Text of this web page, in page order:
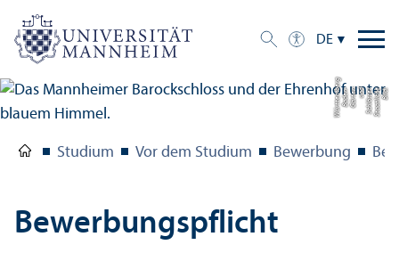
DE
Bil
d:
S
t
a
a
tli
c
h
e
S
c
hl
ö
s
s
e
r
u
n
d
G
ä
r
t
e
n
B
a
d
e
n-
W
ü
r
t
t
e
m
b
e
r
g
Studium Vor dem Studium Bewerbung
Bewerbungs­pflicht